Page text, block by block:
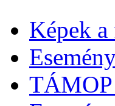
Képek
TÁMOP